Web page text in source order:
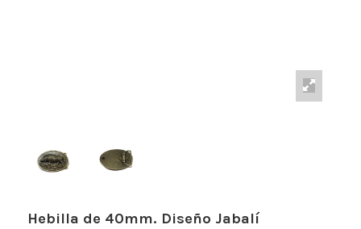
Hebilla de 40mm. Diseño Jabalí